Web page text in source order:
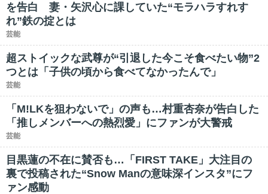
を告白 妻・矢沢心に課していた“モラハラすれす
れ”鉄の掟とは
芸能
超ストイックな武尊が“引退した今こそ食べたい物”2
つとは「子供の頃から食べてなかったんで」
芸能
「M!LKを狙わないで」の声も…村重杏奈が告白した
「推しメンバーへの熱烈愛」にファンが大警戒
芸能
目黒蓮の不在に賛否も…「FIRST TAKE」大注目の
裏で投稿された“Snow Manの意味深インスタ”にフ
ァン感動